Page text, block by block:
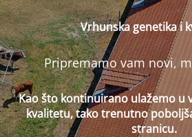
Vrhunska genetika i
Pripremamo vam novi,
Kao što kontinuirano ulažemo u
kvalitetu, tako trenutno
stranicu.